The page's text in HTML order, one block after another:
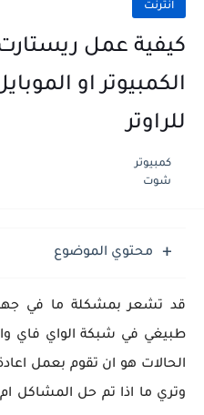
انترنت
كيفية عمل ريستارت
الكمبيوتر او
للراوتر
كمبيوتر
شوت
محتوي الموضوع
قد تشعر بمشكلة ما في
طبيغي في شبكة الواي فاي
وتري ما اذا تم حل المشاكل